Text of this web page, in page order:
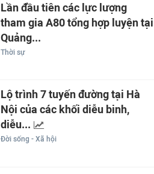
Lần đầu tiên các lực lượng
tham gia A80 tổng hợp luyện tại
Quảng...
Thời sự
Lộ trình 7 tuyến đường tại Hà
Nội của các khối diễu binh,
diễu...
Đời sống - Xã hội